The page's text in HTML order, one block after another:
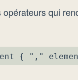
qui
{ ","